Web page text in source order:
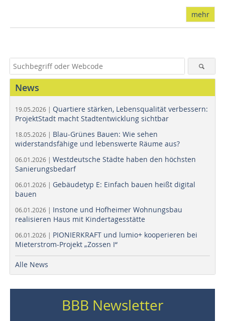
mehr
News
19.05.2026 | Quartiere stärken, Lebensqualität verbessern:
ProjektStadt macht Stadtentwicklung sichtbar
18.05.2026 | Blau-Grünes Bauen: Wie sehen
widerstandsfähige und lebenswerte Räume aus?
06.01.2026 | Westdeutsche Städte haben den höchsten
Sanierungsbedarf
06.01.2026 | Gebäudetyp E: Einfach bauen heißt digital
bauen
06.01.2026 | Instone und Hofheimer Wohnungsbau
realisieren Haus mit Kindertagesstätte
06.01.2026 | PIONIERKRAFT und lumio+ kooperieren bei
Mieterstrom-Projekt „Zossen I“
Alle News
BBB Newsletter